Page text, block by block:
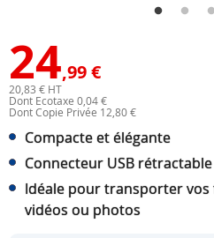
24,99 €
20,83 € HT
Dont Ecotaxe 0,04 €
Dont Copie Privée 12,80 €
Compacte et élégante
Connecteur USB
Idéale pour transporter vos
vidéos ou photos